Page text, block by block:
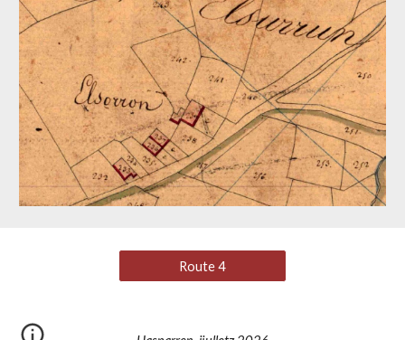
Route 4